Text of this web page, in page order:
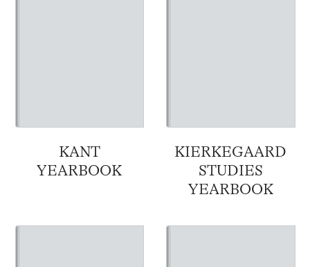
KANT
YEARBOOK
KIERKEGAARD
STUDIES
YEARBOOK